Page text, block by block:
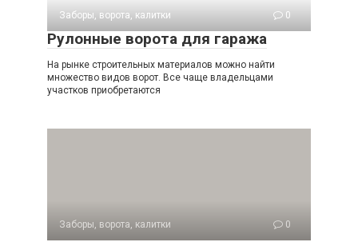
Заборы, ворота, калитки
0
Рулонные ворота для гаража
На рынке строительных материалов можно найти
множество видов ворот. Все чаще владельцами
участков приобретаются
Заборы, ворота, калитки 0